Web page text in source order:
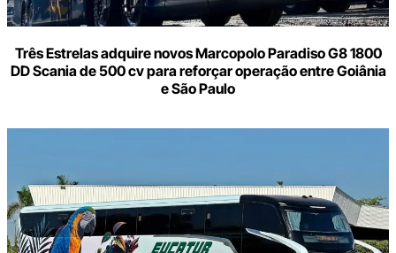
Três Estrelas adquire novos Marcopolo Paradiso G8 1800
DD Scania de 500 cv para reforçar operação entre Goiânia
e São Paulo